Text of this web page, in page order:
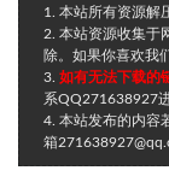
1. 本站所有资源解
2. 本站资源收集于
除。如果你喜欢我
3. 如有无法下载的
系QQ271638927
4. 本站发布的内容
箱